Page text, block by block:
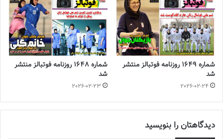
شماره 1649 روزنامه فوتبالز منتشر
شد
2026-02-24
شماره 1648 روزنامه فوتبالز منتشر
شد
2026-02-23
دیدگاهتان را بنویسید